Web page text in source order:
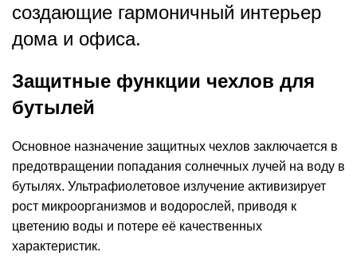
создающие гармоничный интерьер
дома и офиса.
Защитные функции чехлов для
бутылей
Основное назначение защитных чехлов заключается в
предотвращении попадания солнечных лучей на воду в
бутылях. Ультрафиолетовое излучение активизирует
рост микроорганизмов и водорослей, приводя к
цветению воды и потере её качественных
характеристик.